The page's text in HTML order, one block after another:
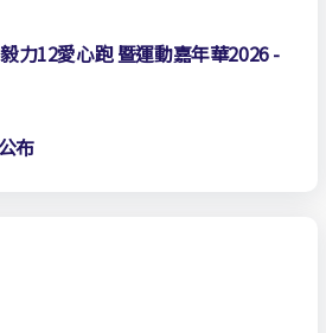
力12愛心跑 暨運動嘉年華2026 -
布